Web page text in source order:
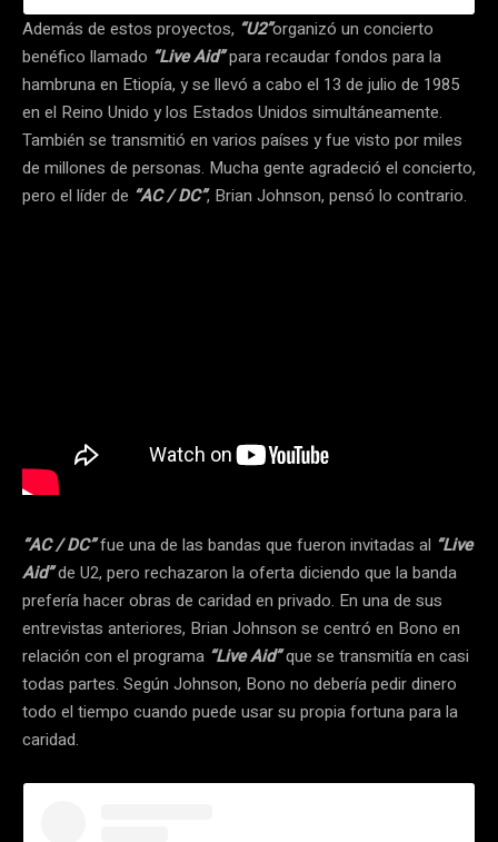
Además de estos proyectos, “U2”organizó un concierto
benéfico llamado “Live Aid”para recaudar fondos para la
hambruna en Etiopía, y se llevó a cabo el 13 de julio de 1985
en el Reino Unido y los Estados Unidos simultáneamente.
También se transmitió en varios países y fue visto por miles
de millones de personas. Mucha gente agradeció el concierto,
pero el líder de “AC / DC”, Brian Johnson, pensó lo contrario.
“AC / DC”fue una de las bandas que fueron invitadas al “Live
Aid”de U2, pero rechazaron la oferta diciendo que la banda
prefería hacer obras de caridad en privado. En una de sus
entrevistas anteriores, Brian Johnson se centró en Bono en
relación con el programa “Live Aid”que se transmitía en casi
todas partes. Según Johnson, Bono no debería pedir dinero
todo el tiempo cuando puede usar su propia fortuna para la
caridad.